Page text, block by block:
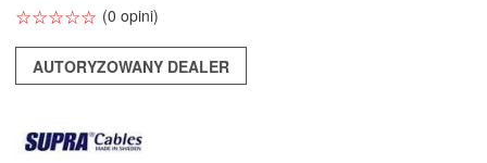
☆☆☆☆☆
★★★★★ (0 opini)
AUTORYZOWANY DEALER